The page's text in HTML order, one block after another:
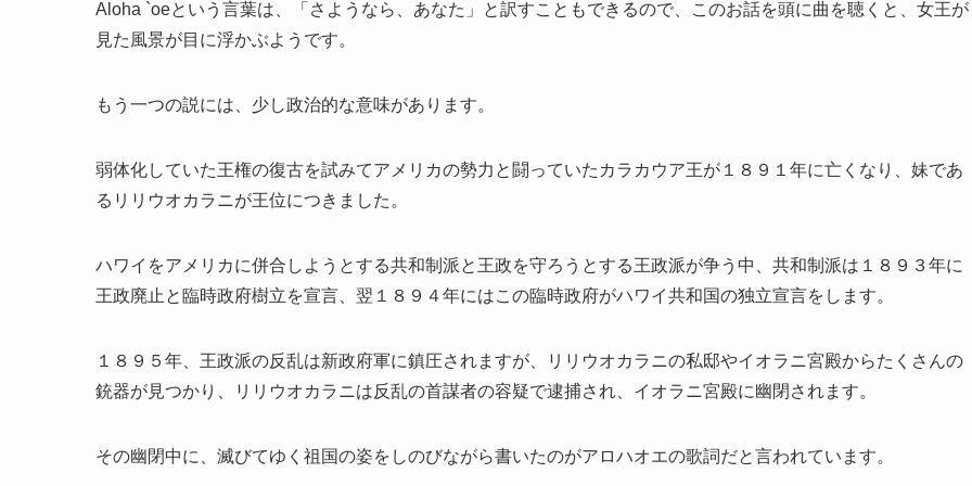
Aloha `oeという言葉は、「さようなら、あなた」と訳すこともできるので、このお話を頭に曲を聴くと、女王が
見た風景が目に浮かぶようです。
もう一つの説には、少し政治的な意味があります。
弱体化していた王権の復古を試みてアメリカの勢力と闘っていたカラカウア王が１８９１年に亡くなり、妹であ
るリリウオカラニが王位につきました。
ハワイをアメリカに併合しようとする共和制派と王政を守ろうとする王政派が争う中、共和制派は１８９３年に
王政廃止と臨時政府樹立を宣言、翌１８９４年にはこの臨時政府がハワイ共和国の独立宣言をします。
１８９５年、王政派の反乱は新政府軍に鎮圧されますが、リリウオカラニの私邸やイオラニ宮殿からたくさんの
銃器が見つかり、リリウオカラニは反乱の首謀者の容疑で逮捕され、イオラニ宮殿に幽閉されます。
その幽閉中に、滅びてゆく祖国の姿をしのびながら書いたのがアロハオエの歌詞だと言われています。